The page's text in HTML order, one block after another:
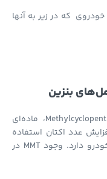
که در زیر به آنها
یا Methylcyclopentadienyl Manganese Tricarbonyl، ماده‌ای
اکتان استفاده
می‌شود، اما اثرات مخرب زیادی بر موتور خودرو دارد. وجود MMT در